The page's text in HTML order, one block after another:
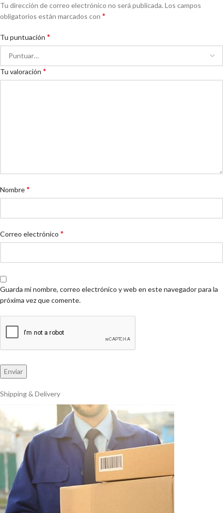
Tu dirección de correo electrónico no será publicada. Los campos
obligatorios están marcados con *
Tu puntuación *
Tu valoración *
Nombre*
Correo electrónico *
Guarda mi nombre, correo electrónico y web en este navegador para la
próxima vez que comente.
Shipping & Delivery